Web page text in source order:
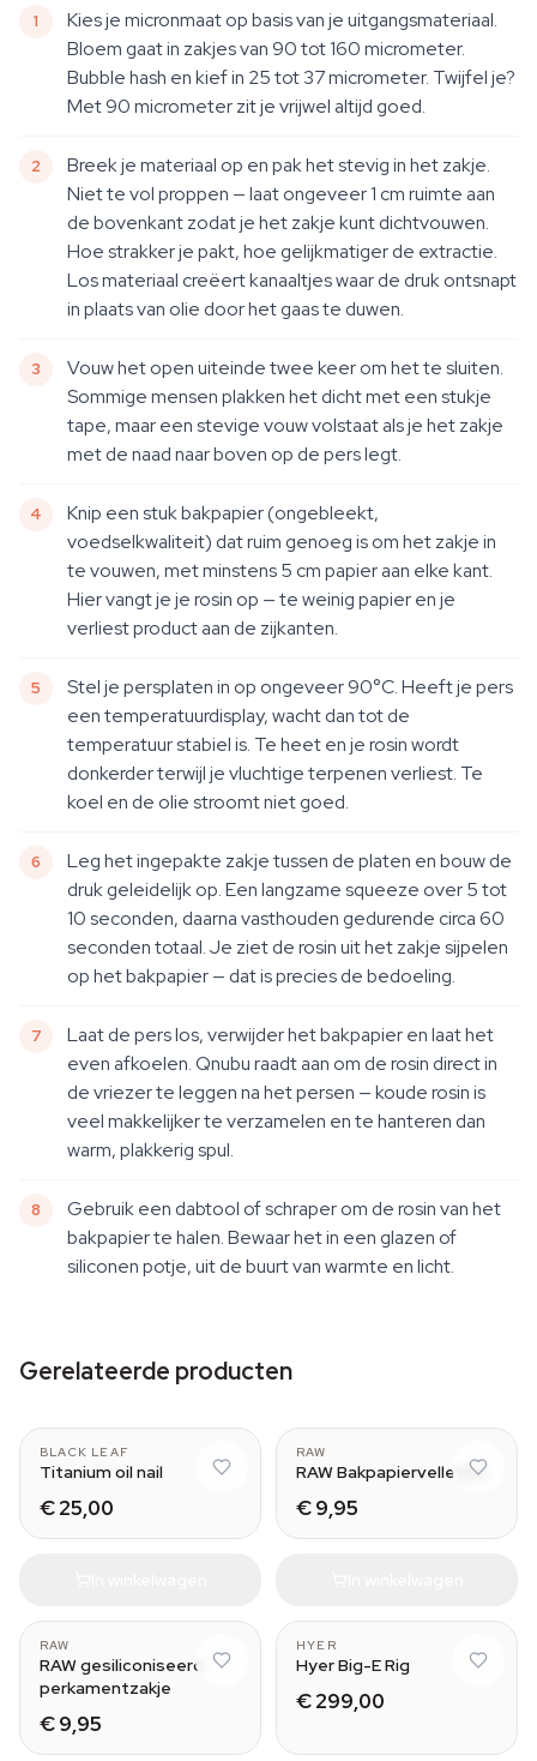
Kies je micronmaat op basis van je uitgangsmateriaal.
Bloem gaat in zakjes van 90 tot 160 micrometer.
Bubble hash en kief in 25 tot 37 micrometer. Twijfel je?
Met 90 micrometer zit je vrijwel altijd goed.
Breek je materiaal op en pak het stevig in het zakje.
Niet te vol proppen — laat ongeveer 1 cm ruimte aan
de bovenkant zodat je het zakje kunt dichtvouwen.
Hoe strakker je pakt, hoe gelijkmatiger de extractie.
Los materiaal creëert kanaaltjes waar de druk ontsnapt
in plaats van olie door het gaas te duwen.
Vouw het open uiteinde twee keer om het te sluiten.
Sommige mensen plakken het dicht met een stukje
tape, maar een stevige vouw volstaat als je het zakje
met de naad naar boven op de pers legt.
Knip een stuk bakpapier (ongebleekt,
voedselkwaliteit) dat ruim genoeg is om het zakje in
te vouwen, met minstens 5 cm papier aan elke kant.
Hier vangt je je rosin op — te weinig papier en je
verliest product aan de zijkanten.
Stel je persplaten in op ongeveer 90°C. Heeft je pers
een temperatuurdisplay, wacht dan tot de
temperatuur stabiel is. Te heet en je rosin wordt
donkerder terwijl je vluchtige terpenen verliest. Te
koel en de olie stroomt niet goed.
Leg het ingepakte zakje tussen de platen en bouw de
druk geleidelijk op. Een langzame squeeze over 5 tot
10 seconden, daarna vasthouden gedurende circa 60
seconden totaal. Je ziet de rosin uit het zakje sijpelen
op het bakpapier — dat is precies de bedoeling.
Laat de pers los, verwijder het bakpapier en laat het
even afkoelen. Qnubu raadt aan om de rosin direct in
de vriezer te leggen na het persen — koude rosin is
veel makkelijker te verzamelen en te hanteren dan
warm, plakkerig spul.
Gebruik een dabtool of schraper om de rosin van het
bakpapier te halen. Bewaar het in een glazen of
siliconen potje, uit de buurt van warmte en licht.
Gerelateerde producten
BLACK LEAF
Titanium oil nail
€ 25,00
RAW
RAW Bakpapiervelletjes
€ 9,95
RAW
RAW gesiliconiseerd
perkamentzakje
€ 9,95
HYER
Hyer Big-E Rig
€ 299,00